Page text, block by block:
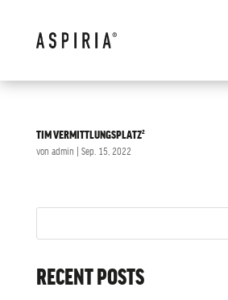
TIM VERMITTLUNGSPLATZ²
von admin Sep. 15, 2022
RECENT POSTS